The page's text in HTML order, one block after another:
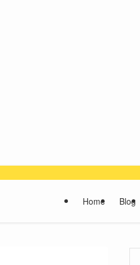
Home Blog